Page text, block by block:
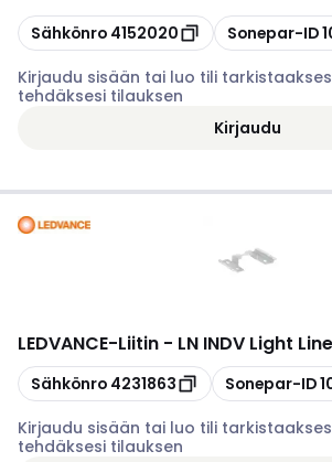
Kopioi
Sähkönro 4152020 Kopioi
Sonepar-ID
Kirjaudu sisään tai luo tili
tehdäksesi tilauksen
Kirjaudu
LEDVANCE-Liitin - LN INDV Light
Kopioi
Sähkönro 4231863 Kopioi
Sonepar-ID
Kirjaudu sisään tai luo tili
tehdäksesi tilauksen